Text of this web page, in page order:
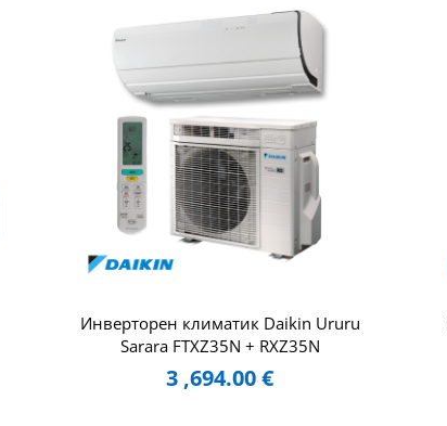
Инверторен климатик Daikin Ururu
Sarara FTXZ35N + RXZ35N
3 ,694.00€